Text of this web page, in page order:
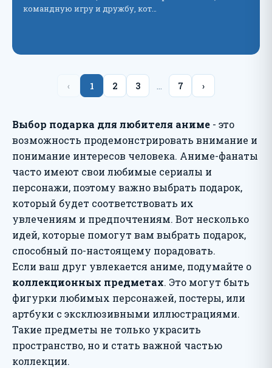
командную игру и дружбу, кот…
‹ 1 2 3 7 ›
Выбор подарка для любителя аниме - это
возможность продемонстрировать внимание и
понимание интересов человека. Аниме-фанаты
часто имеют свои любимые сериалы и
персонажи, поэтому важно выбрать подарок,
который будет соответствовать их
увлечениям и предпочтениям. Вот несколько
идей, которые помогут вам выбрать подарок,
способный по-настоящему порадовать.
Если ваш друг увлекается аниме, подумайте о
коллекционных предметах. Это могут быть
фигурки любимых персонажей, постеры, или
артбуки с эксклюзивными иллюстрациями.
Такие предметы не только украсить
пространство, но и стать важной частью
коллекции.